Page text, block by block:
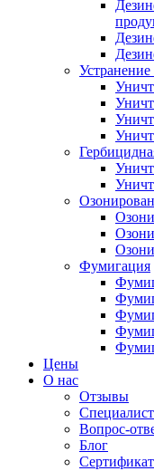
Устранение
Фумигация
Цены
О нас
Отзывы
Вопрос-
Блог